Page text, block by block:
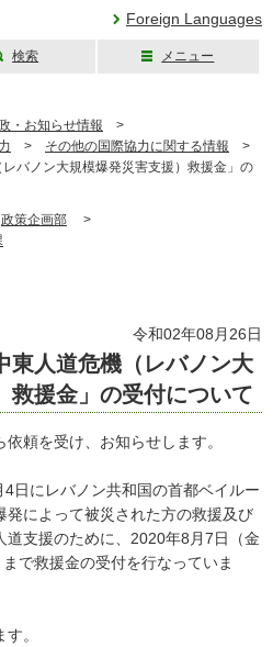
Foreign Languages
検索 メニュー
・お知らせ情報 >
> その他の国際協力に関する情報 >
バノン大規模爆発災害支援）救援金」の
政策企画部 >
令和02年08月26日
東人道危機（レバノン大
救援金」の受付について
頼を受け、お知らせします。
日にレバノン共和国の首都ベイルー
発によって被災された方の救援及び
道支援のために、2020年8月7日（金
で救援金の受付を行なっていま
。